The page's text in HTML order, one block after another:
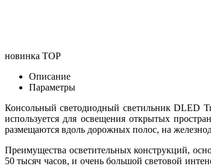
новинка TOP
Описание
Параметры
Консольный светодиодный светильник DLED
используется для освещения открытых
размещаются вдоль дорожных полос, на
Преимущества осветительных конструкций,
50 тысяч часов, и очень большой световой